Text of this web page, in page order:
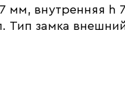
мм, внутренняя h
Тип замка